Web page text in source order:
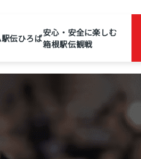
駅伝ひろば安心・安全に楽しむ
箱根駅伝観戦